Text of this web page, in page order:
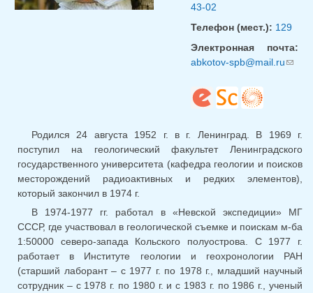
43-02
Телефон (мест.): 129
Электронная почта:
abkotov-spb@mail.ru
Родился 24 августа 1952 г. в г. Ленинград. В 1969 г.
поступил на геологический факультет Ленинградского
государственного университета (кафедра геологии и поисков
месторождений радиоактивных и редких элементов),
который закончил в 1974 г.
В 1974-1977 гг. работал в «Невской экспедиции» МГ
СССР, где участвовал в геологической съемке и поискам м-ба
1:50000 северо-запада Кольского полуострова. С 1977 г.
работает в Институте геологии и геохронологии РАН
(старший лаборант – с 1977 г. по 1978 г., младший научный
сотрудник – с 1978 г. по 1980 г. и с 1983 г. по 1986 г., ученый